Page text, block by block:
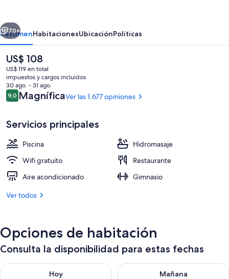
of
Hong
Kong
Exterior
Siguiente
70+
ResumenHabitacionesUbicaciónPolíticas
El
precio
actual
es
de
US$ 108
US$ 108
US$ 119 en total
impuestos y cargos incluidos
30 ago. - 31 ago.
Opiniones
9,09,0 de 10
MagníficaVer las 1.677 opiniones
Servicios principales
Piscina
Hidromasaje
Wifi gratuito
Restaurante
Aire acondicionado
Gimnasio
Ver todos
Opciones de habitación
Consulta la disponibilidad para estas fechas
Hoy
Consulta la disponibilidad para hoy ago 9 - ago 10
Mañana
Consulta la disponibilidad